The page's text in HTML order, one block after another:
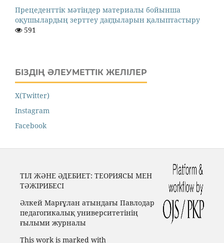
Прецеденттік мәтіндер материалы бойынша
оқушылардың зерттеу дағдыларын қалыптастыру
591
БІЗДІҢ ӘЛЕУМЕТТІК ЖЕЛІЛЕР
X(Twitter)
Instagram
Facebook
ТІЛ ЖӘНЕ ӘДЕБИЕТ: ТЕОРИЯСЫ МЕН
ТӘЖІРИБЕСІ
Әлкей Марғұлан атындағы Павлодар
педагогикалық университетінің
ғылыми журналы
This work is marked with